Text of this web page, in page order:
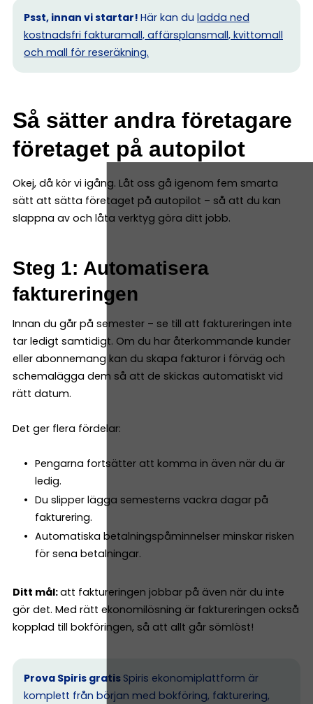
Psst, innan vi startar! Här kan du ladda ned
kostnadsfri fakturamall, affärsplansmall, kvittomall
och mall för reseräkning.
Så sätter andra företagare
företaget på autopilot
Okej, då kör vi igång. Låt oss gå igenom fem smarta
sätt att sätta företaget på autopilot – så att du kan
slappna av och låta verktyg göra ditt jobb.
Steg 1: Automatisera
faktureringen
Innan du går på semester – se till att faktureringen inte
tar ledigt samtidigt. Om du har återkommande kunder
eller abonnemang kan du skapa fakturor i förväg och
schemalägga dem så att de skickas automatiskt vid
rätt datum.
Det ger flera fördelar:
Pengarna fortsätter att komma in även när du är
ledig.
Du slipper lägga semesterns vackra dagar på
fakturering.
Automatiska betalningspåminnelser minskar risken
för sena betalningar.
Ditt mål:att faktureringen jobbar på även när du inte
gör det. Med rätt ekonomilösning är faktureringen också
kopplad till bokföringen, så att allt går sömlöst!
Prova Spiris gratis Spiris ekonomiplattform är
komplett från början med bokföring, fakturering,